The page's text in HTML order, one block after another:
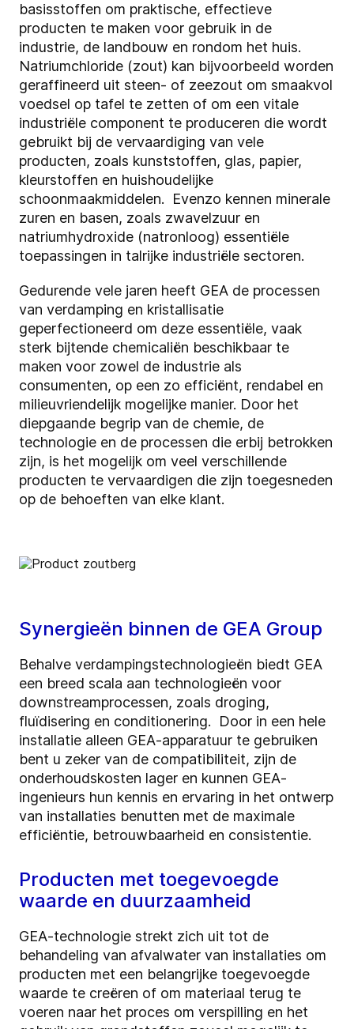
basisstoffen om praktische, effectieve
producten te maken voor gebruik in de
industrie, de landbouw en rondom het huis.
Natriumchloride (zout) kan bijvoorbeeld worden
geraffineerd uit steen- of zeezout om smaakvol
voedsel op tafel te zetten of om een vitale
industriële component te produceren die wordt
gebruikt bij de vervaardiging van vele
producten, zoals kunststoffen, glas, papier,
kleurstoffen en huishoudelijke
schoonmaakmiddelen. Evenzo kennen minerale
zuren en basen, zoals zwavelzuur en
natriumhydroxide (natronloog) essentiële
toepassingen in talrijke industriële sectoren.
Gedurende vele jaren heeft GEA de processen
van verdamping en kristallisatie
geperfectioneerd om deze essentiële, vaak
sterk bijtende chemicaliën beschikbaar te
maken voor zowel de industrie als
consumenten, op een zo efficiënt, rendabel en
milieuvriendelijk mogelijke manier. Door het
diepgaande begrip van de chemie, de
technologie en de processen die erbij betrokken
zijn, is het mogelijk om veel verschillende
producten te vervaardigen die zijn toegesneden
op de behoeften van elke klant.
Synergieën binnen de GEA Group
Behalve verdampingstechnologieën biedt GEA
een breed scala aan technologieën voor
downstreamprocessen, zoals droging,
fluïdisering en conditionering. Door in een hele
installatie alleen GEA-apparatuur te gebruiken
bent u zeker van de compatibiliteit, zijn de
onderhoudskosten lager en kunnen GEA-
ingenieurs hun kennis en ervaring in het ontwerp
van installaties benutten met de maximale
efficiëntie, betrouwbaarheid en consistentie.
Producten met toegevoegde
waarde en duurzaamheid
GEA-technologie strekt zich uit tot de
behandeling van afvalwater van installaties om
producten met een belangrijke toegevoegde
waarde te creëren of om materiaal terug te
voeren naar het proces om verspilling en het